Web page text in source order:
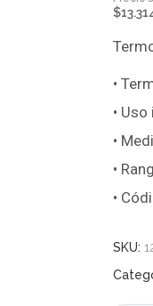
$
•
•
•
•
•
SKU: